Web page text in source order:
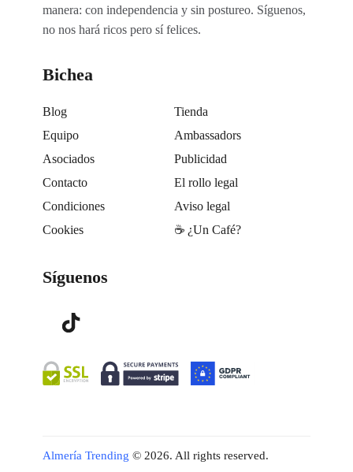
manera: con independencia y sin postureo. Síguenos,
no nos hará ricos pero sí felices.
Bichea
Blog
Tienda
Equipo
Ambassadors
Asociados
Publicidad
Contacto
El rollo legal
Condiciones
Aviso legal
Cookies
☕️ ¿Un Café?
Síguenos
Almería Trending © 2026. All rights reserved.